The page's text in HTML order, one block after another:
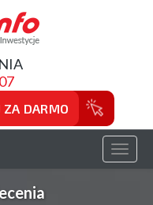
ZA DARMO
Toggle